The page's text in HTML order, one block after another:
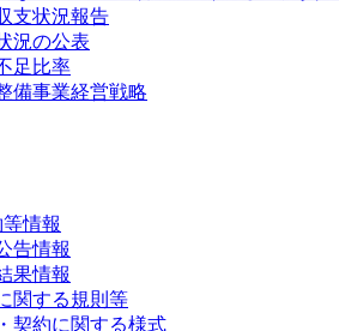
支状況報告
況の公表
足比率
備事業経営戦略
情報
告情報
果情報
関する規則等
契約に関する様式